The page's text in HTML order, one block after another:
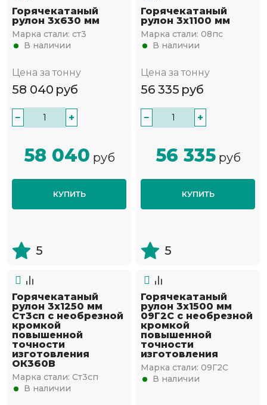
Горячекатаный
рулон 3x630 мм
Марка стали: ст3
В наличии
Цена за тонну
58 040 руб
− +
58 040 руб
КУПИТЬ
5
Горячекатаный
рулон 3х1100 мм
Марка стали: 08пс
В наличии
Цена за тонну
56 335 руб
− +
56 335руб
КУПИТЬ
5
Горячекатаный
рулон 3х1250 мм
Ст3сп с необрезной
кромкой
повышенной
точности
изготовления
ОК360В
Марка стали: Ст3сп
В наличии
Горячекатаный
рулон 3х1500 мм
09Г2С с необрезной
кромкой
повышенной
точности
изготовления
Марка стали: 09Г2С
В наличии